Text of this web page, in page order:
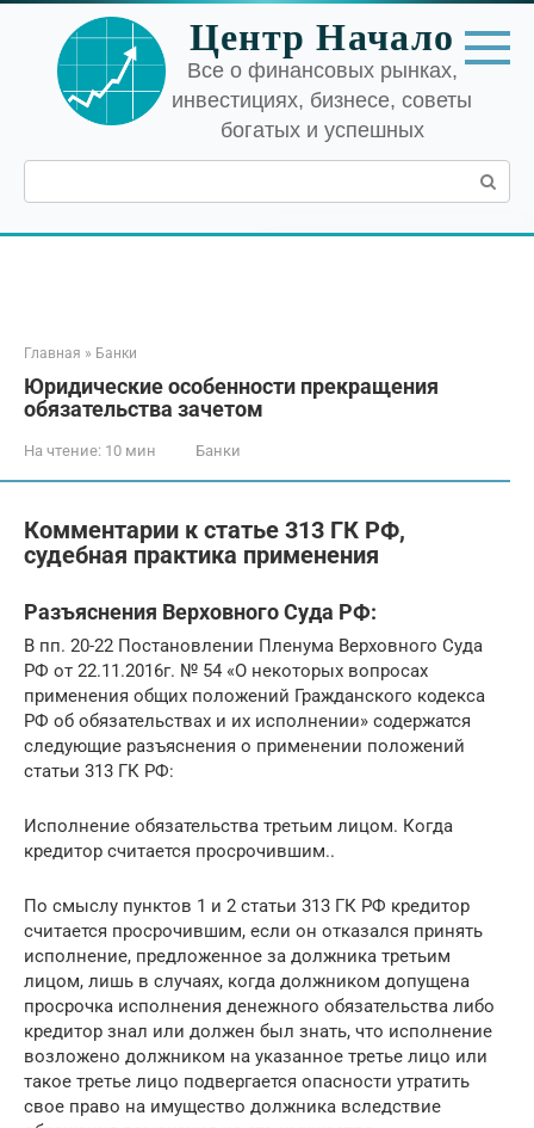
Перейти
контенту
Центр Начало
Все о финансовых рынках,
инвестициях, бизнесе, советы
богатых и успешных
Поиск:
Главная » Банки
Юридические особенности прекращения
обязательства зачетом
На чтение: 10 мин Банки
Комментарии к статье 313 ГК РФ,
судебная практика применения
Разъяснения Верховного Суда РФ:
В пп. 20-22 Постановлении Пленума Верховного Суда
РФ от 22.11.2016г. № 54 «О некоторых вопросах
применения общих положений Гражданского кодекса
РФ об обязательствах и их исполнении» содержатся
следующие разъяснения о применении положений
статьи 313 ГК РФ:
Исполнение обязательства третьим лицом. Когда
кредитор считается просрочившим..
По смыслу пунктов 1 и 2 статьи 313 ГК РФ кредитор
считается просрочившим, если он отказался принять
исполнение, предложенное за должника третьим
лицом, лишь в случаях, когда должником допущена
просрочка исполнения денежного обязательства либо
кредитор знал или должен был знать, что исполнение
возложено должником на указанное третье лицо или
такое третье лицо подвергается опасности утратить
свое право на имущество должника вследствие